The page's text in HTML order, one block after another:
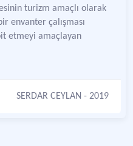
turizm amaçlı olarak
envanter çalışması
etmeyi amaçlayan
SERDAR CEYLAN - 2019